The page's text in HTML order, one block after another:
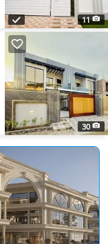
11
30